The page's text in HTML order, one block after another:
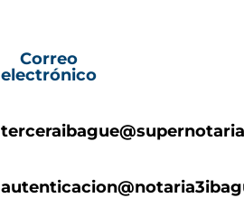
Correo
electrónico